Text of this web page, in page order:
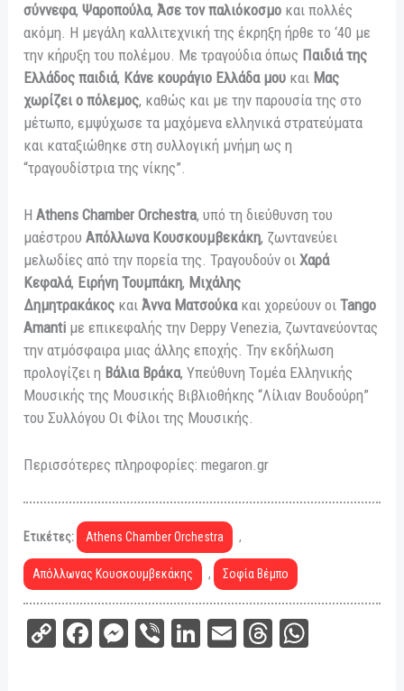
σύννεφα,Ψαροπούλα,Άσε τον παλιόκοσμο και πολλές
ακόμη. Η μεγάλη καλλιτεχνική της έκρηξη ήρθε το ‘40 με
την κήρυξη του πολέμου. Με τραγούδια όπως Παιδιά της
Ελλάδος παιδιά, Κάνε κουράγιο Ελλάδα μου και Μας
χωρίζει ο πόλεμος, καθώς και με την παρουσία της στο
μέτωπο, εμψύχωσε τα μαχόμενα ελληνικά στρατεύματα
και καταξιώθηκε στη συλλογική μνήμη ως η
“τραγουδίστρια της νίκης”.
ΗAthens Chamber Orchestra, υπό τη διεύθυνση του
μαέστρουΑπόλλωνα Κουσκουμβεκάκη, ζωντανεύει
μελωδίες από την πορεία της. Τραγουδούν οιΧαρά
Κεφαλά, Ειρήνη Τουμπάκη, Μιχάλης
Δημητρακάκος καιΆννα Ματσούκακαι χορεύουν οιTango
Amanti με επικεφαλής την Deppy Venezia, ζωντανεύοντας
την ατμόσφαιρα μιας άλλης εποχής. Την εκδήλωση
προλογίζει η Βάλια Βράκα, Υπεύθυνη Τομέα Ελληνικής
Μουσικής της Μουσικής Βιβλιοθήκης “Λίλιαν Βουδούρη”
του Συλλόγου Οι Φίλοι της Μουσικής.
Περισσότερες πληροφορίες: megaron.gr
Ετικέτες: Athens Chamber Orchestra ,
Απόλλωνας Κουσκουμβεκάκης , Σοφία Βέμπο
C
Fa
M
Vi
Li
E
Th